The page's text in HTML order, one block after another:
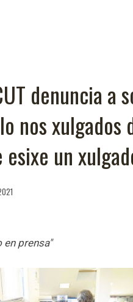
denuncia a
nos xulgados
esixe un
en prensa"